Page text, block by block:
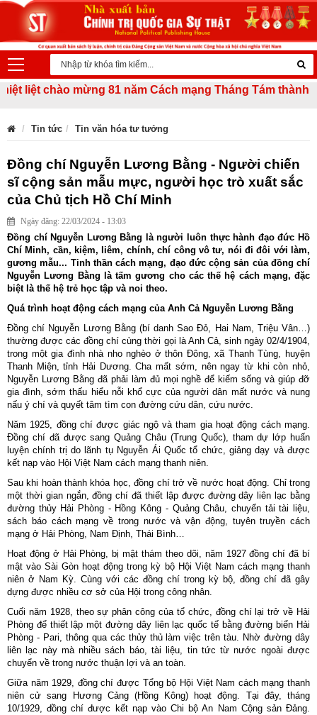
liệt chào mừng 81 năm Cách mạng Tháng Tám thành
Tin tức Tin văn hóa tư tưởng
Đồng chí Nguyễn Lương Bằng - Người chiến
sĩ cộng sản mẫu mực, người học trò xuất sắc
của Chủ tịch Hồ Chí Minh
Ngày đăng: 22/03/2024 - 13:03
Đồng chí Nguyễn Lương Bằng là người luôn thực hành đạo đức Hồ
Chí Minh, cần, kiệm, liêm, chính, chí công vô tư, nói đi đôi với làm,
gương mẫu... Tinh thần cách mạng, đạo đức cộng sản của đồng chí
Nguyễn Lương Bằng là tấm gương cho các thế hệ cách mạng, đặc
biệt là thế hệ trẻ học tập và noi theo.
Quá trình hoạt động cách mạng của Anh Cả Nguyễn Lương Bằng
Đồng chí Nguyễn Lương Bằng (bí danh Sao Đỏ, Hai Nam, Triệu Vân…)
thường được các đồng chí cùng thời gọi là Anh Cả, sinh ngày 02/4/1904,
trong một gia đình nhà nho nghèo ở thôn Đông, xã Thanh Tùng, huyện
Thanh Miện, tỉnh Hải Dương. Cha mất sớm, nên ngay từ khi còn nhỏ,
Nguyễn Lương Bằng đã phải làm đủ mọi nghề để kiếm sống và giúp đỡ
gia đình, sớm thấu hiểu nỗi khổ cực của người dân mất nước và nung
nấu ý chí và quyết tâm tìm con đường cứu dân, cứu nước.
Năm 1925, đồng chí được giác ngộ và tham gia hoạt động cách mạng.
Đồng chí đã được sang Quảng Châu (Trung Quốc), tham dự lớp huấn
luyện chính trị do lãnh tụ Nguyễn Ái Quốc tổ chức, giảng dạy và được
kết nạp vào Hội Việt Nam cách mạng thanh niên.
Sau khi hoàn thành khóa học, đồng chí trở về nước hoạt động. Chỉ trong
một thời gian ngắn, đồng chí đã thiết lập được đường dây liên lạc bằng
đường thủy Hải Phòng - Hồng Kông - Quảng Châu, chuyển tải tài liệu,
sách báo cách mạng về trong nước và vận động, tuyên truyền cách
mạng ở Hải Phòng, Nam Định, Thái Bình…
Hoạt động ở Hải Phòng, bị mật thám theo dõi, năm 1927 đồng chí đã bí
mật vào Sài Gòn hoạt động trong kỳ bộ Hội Việt Nam cách mạng thanh
niên ở Nam Kỳ. Cùng với các đồng chí trong kỳ bộ, đồng chí đã gây
dựng được nhiều cơ sở của Hội trong công nhân.
Cuối năm 1928, theo sự phân công của tổ chức, đồng chí lại trở về Hải
Phòng để thiết lập một đường dây liên lạc quốc tế bằng đường biển Hải
Phòng - Pari, thông qua các thủy thủ làm việc trên tàu. Nhờ đường dây
liên lạc này mà nhiều sách báo, tài liệu, tin tức từ nước ngoài được
chuyển về trong nước thuận lợi và an toàn.
Giữa năm 1929, đồng chí được Tổng bộ Hội Việt Nam cách mạng thanh
niên cử sang Hương Cảng (Hồng Kông) hoạt động. Tại đây, tháng
10/1929, đồng chí được kết nạp vào Chi bộ An Nam Cộng sản Đảng.